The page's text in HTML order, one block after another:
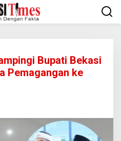
Bupati Bekasi
Pemagangan ke